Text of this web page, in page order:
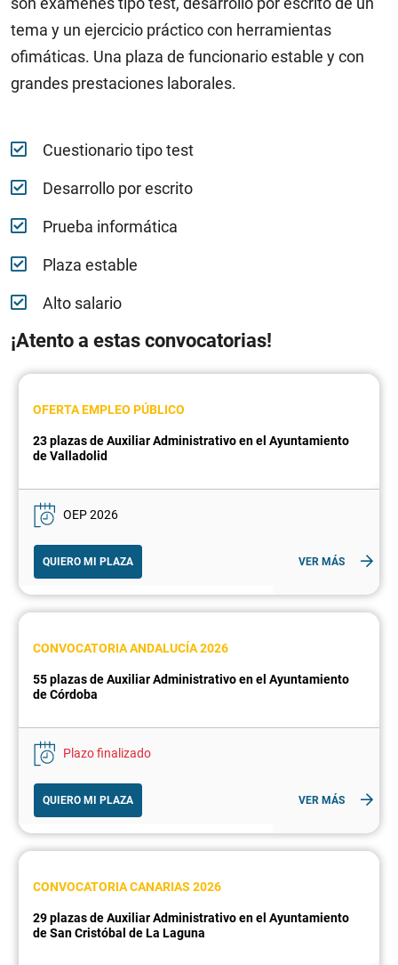
tema y un ejercicio práctico con herramientas
ofimáticas. Una plaza de funcionario estable y con
grandes prestaciones laborales.
Cuestionario tipo test
Desarrollo por escrito
Prueba informática
Plaza estable
Alto salario
¡Atento a estas convocatorias!
OFERTA EMPLEO PÚBLICO
23 plazas de Auxiliar Administrativo en el Ayuntamiento
de Valladolid
OEP 2026
QUIERO MI PLAZA VER MÁS
CONVOCATORIA ANDALUCÍA 2026
55 plazas de Auxiliar Administrativo en el Ayuntamiento
de Córdoba
Plazo finalizado
QUIERO MI PLAZA VER MÁS
CONVOCATORIA CANARIAS 2026
29 plazas de Auxiliar Administrativo en el Ayuntamiento
de San Cristóbal de La Laguna